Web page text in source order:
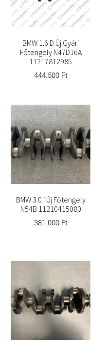
BMW 1.6 D Új Gyári
Főtengely N47D16A
11217812985
444.500 Ft
BMW 3.0 i Új Főtengely
N54B 11210415080
381.000 Ft